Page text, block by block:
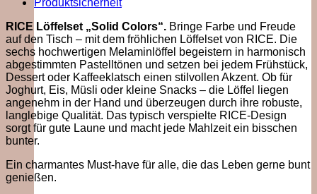
RICE Löffelset „Solid Colors“. Bringe Farbe und Freude
auf den Tisch – mit dem fröhlichen Löffelset von RICE. Die
sechs hochwertigen Melaminlöffel begeistern in harmonisch
abgestimmten Pastelltönen und setzen bei jedem Frühstück,
Dessert oder Kaffeeklatsch einen stilvollen Akzent. Ob für
Joghurt, Eis, Müsli oder kleine Snacks – die Löffel liegen
angenehm in der Hand und überzeugen durch ihre robuste,
langlebige Qualität. Das typisch verspielte RICE-Design
sorgt für gute Laune und macht jede Mahlzeit ein bisschen
bunter.
Ein charmantes Must-have für alle, die das Leben gerne bunt
genießen.